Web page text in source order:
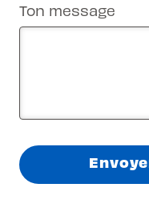
Ton message